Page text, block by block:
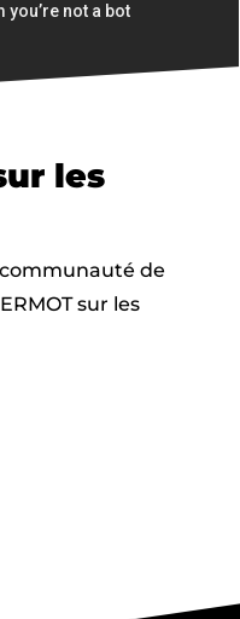
les
de
sur les